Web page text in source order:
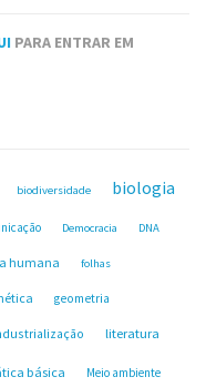
PARA ENTRAR EM
biodiversidade biologia
Democracia DNA
humana folhas
geometria
literatura
básica Meio ambiente